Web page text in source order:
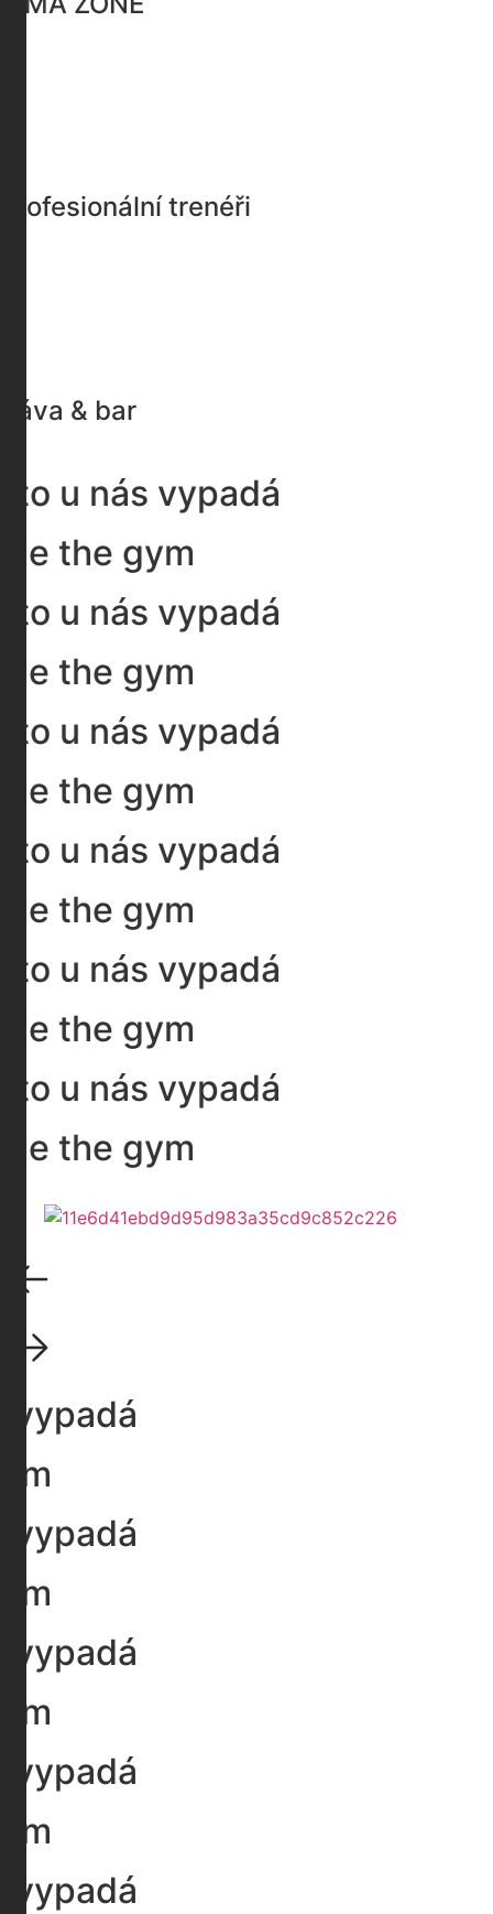
Profesionální trenéři
Káva & bar
to u nás vypadá
the gym
to u nás vypadá
the gym
to u nás vypadá
the gym
to u nás vypadá
the gym
to u nás vypadá
the gym
to u nás vypadá
the gym
vypadá
vypadá
vypadá
vypadá
vypadá